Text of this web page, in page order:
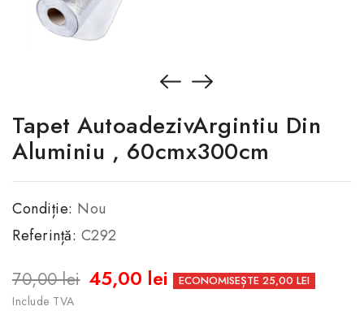
Tapet AutoadezivArgintiu Din
Aluminiu , 60cmx300cm
Condiție: Nou
Referință: C292
70,00 lei 45,00 lei ECONOMISEȘTE 25,00 LEI
Include TVA